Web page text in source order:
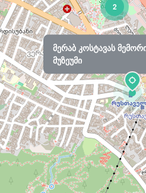
მერაბ კოსტავას
მუზეუმი
2